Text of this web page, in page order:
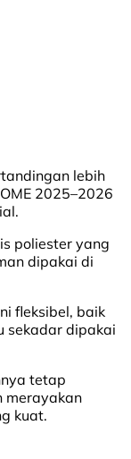
lebih
2025–2026
poliester yang
dipakai di
fleksibel, baik
sekadar dipakai
tetap
merayakan
kuat.